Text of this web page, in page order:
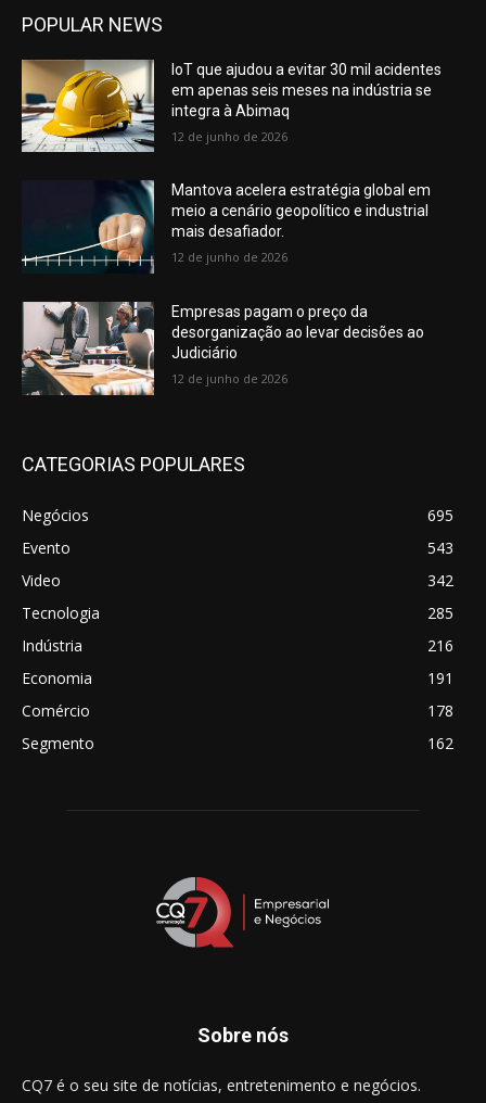
POPULAR NEWS
IoT que ajudou a evitar 30 mil acidentes
em apenas seis meses na indústria se
integra à Abimaq
12 de junho de 2026
Mantova acelera estratégia global em
meio a cenário geopolítico e industrial
mais desafiador.
12 de junho de 2026
Empresas pagam o preço da
desorganização ao levar decisões ao
Judiciário
12 de junho de 2026
CATEGORIAS POPULARES
Negócios
695
Evento
543
Video
342
Tecnologia
285
Indústria
216
Economia
191
Comércio
178
Segmento
162
Sobre nós
CQ7 é o seu site de notícias, entretenimento e negócios.